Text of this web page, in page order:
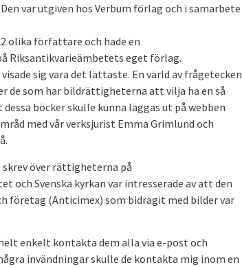
var utgiven hos Verbum förlag och i samarbete
olika författare och hade en
Riksantikvarieämbetets eget förlag.
sig vara det lättaste. En värld av frågetecken
de som har bildrättigheterna att vilja ha en så
böcker skulle kunna läggas ut på webben
med vår verksjurist Emma Grimlund och
skrev över rättigheterna på
och Svenska kyrkan var intresserade av att den
företag (Anticimex) som bidragit med bilder var
enkelt kontakta dem alla via e-post och
invändningar skulle de kontakta mig inom en